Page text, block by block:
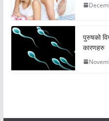
पुरुषको
कारणहरु